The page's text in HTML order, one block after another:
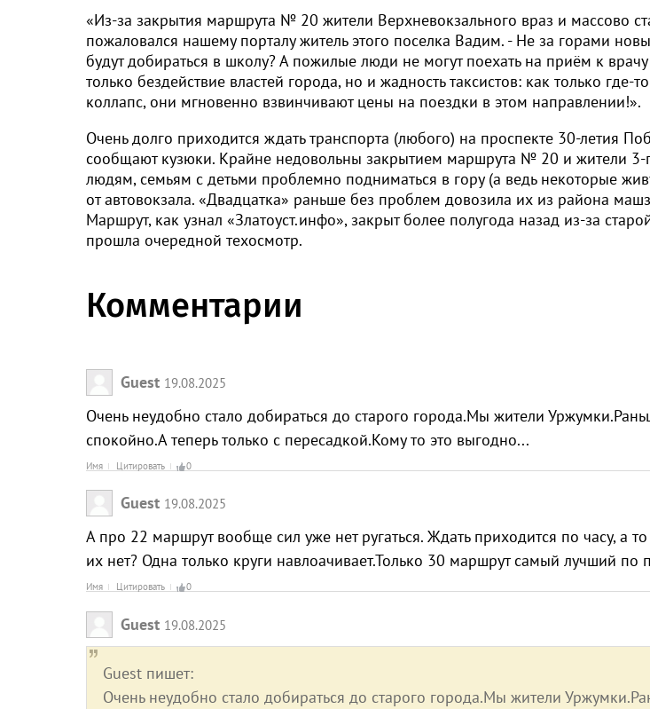
«Из-за закрытия маршрута № 20 жители Верхневокзального враз и массово
пожаловался нашему порталу житель этого поселка Вадим. - Не за горами
будут добираться в школу? А пожилые люди не могут поехать на приём к
только бездействие властей города, но и жадность таксистов: как только где-
коллапс, они мгновенно взвинчивают цены на поездки в этом направлении!».
Очень долго приходится ждать транспорта (любого) на проспекте 30-летия
сообщают кузюки. Крайне недовольны закрытием маршрута № 20 и жители
людям, семьям с детьми проблемно подниматься в гору (а ведь некоторые
от автовокзала. «Двадцатка» раньше без проблем довозила их из района
Маршрут, как узнал «Златоуст.инфо», закрыт более полугода назад из-за
прошла очередной техосмотр.
Комментарии
Guest 19.08.2025
Очень неудобно стало добираться до старого города.Мы жители
спокойно.А теперь только с пересадкой.Кому то это выгодно...
Имя Цитировать 0
Guest 19.08.2025
А про 22 маршрут вообще сил уже нет ругаться. Ждать приходится по часу, а
их нет? Одна только круги навлоачивает.Только 30 маршрут самый лучший
Имя Цитировать 0
Guest 19.08.2025
Guest пишет:
Очень неудобно стало добираться до старого города.Мы жители